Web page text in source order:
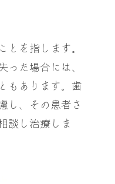
とを指します。
った場合には、
もあります。歯
し、その患者さ
談し治療しま